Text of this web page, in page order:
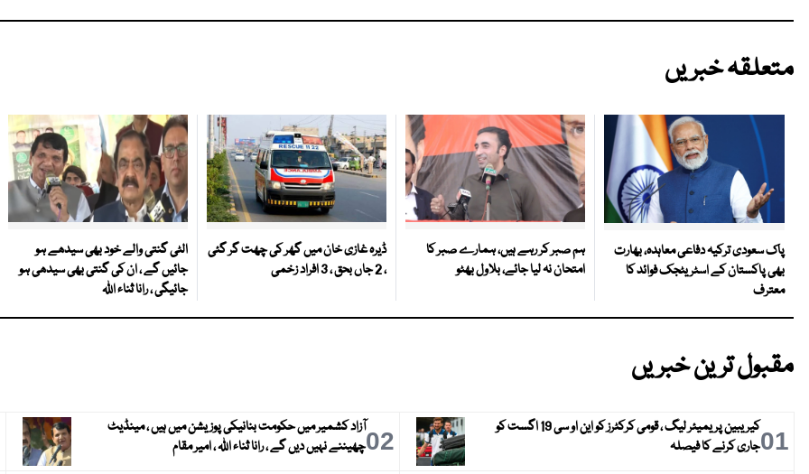
متعلقہ خبریں
پاک سعودی ترکیہ دفاعی معاہدہ، بھارت
بھی پاکستان کے اسٹریٹجک فوائد کا
معترف
ہم صبر کر رہے ہیں، ہمارے صبر کا
امتحان نہ لیا جائے، بلاول بھٹو
ڈیرہ غازی خان میں گھر کی چھت گر گئی
، 2 جاں بحق ، 3 افراد زخمی
الٹی گنتی والے خود بھی سیدھے ہو
جائیں گے ، ان کی گنتی بھی سیدھی ہو
جائیگی ، رانا ثناء اللہ
مقبول ترین خبریں
01
کیریبین پریمیئر لیگ ، قومی کرکٹرز کو این او سی 19 اگست کو
جاری کرنے کا فیصلہ
02آزاد کشمیر میں حکومت بنانیکی پوزیشن میں ہیں ، مینڈیٹ
چھیننے نہیں دیں گے ، رانا ثناء اللہ ، امیر مقام